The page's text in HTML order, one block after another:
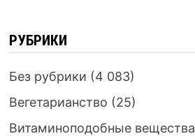
РУБРИКИ
Без рубрики (4 083)
Вегетарианство (25)
Витаминоподобные вещества